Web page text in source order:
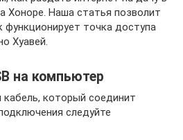
Хоноре. Наша статья позволит
функционирует точка доступа
Хуавей.
на компьютер
кабель, который соединит
следуйте